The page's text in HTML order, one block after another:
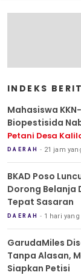
INDEKS
Mahasiswa
Biopestisida
Petani Desa
DAERAH 21 jam
BKAD Poso
Dorong Belanja
Tepat Sasaran
DAERAH 1 hari
GarudaMiles
Tanpa Alasan,
Siapkan Petisi